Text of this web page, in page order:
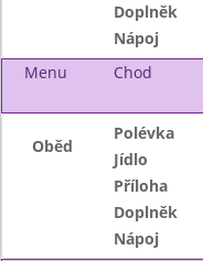
Doplněk
Nápoj
Menu
Chod
Oběd
Polévka
Jídlo
Příloha
Doplněk
Nápoj